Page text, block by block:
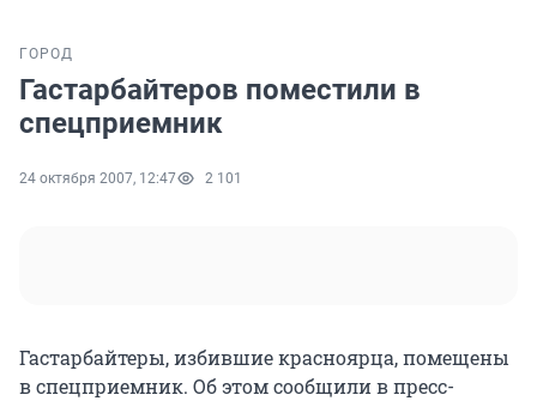
ГОРОД
Гастарбайтеров поместили в
спецприемник
24 октября 2007, 12:47 2 101
Гастарбайтеры, избившие красноярца, помещены
в спецприемник. Об этом сообщили в пресс-